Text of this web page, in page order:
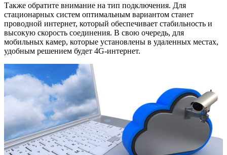
Также обратите внимание на тип подключения. Для
стационарных систем оптимальным вариантом станет
проводной интернет, который обеспечивает стабильность и
высокую скорость соединения. В свою очередь, для
мобильных камер, которые установлены в удаленных местах,
удобным решением будет 4G-интернет.